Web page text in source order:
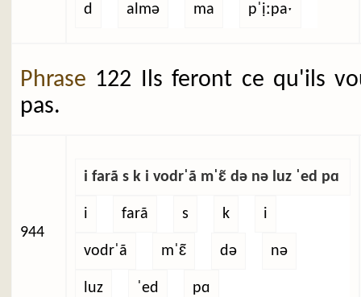
d almə ma pˈịːpaˑ
Phrase 122 Ils feront ce qu'ils
pas.
944
i farã s k i vodrˈã mˈɛ̃ də nə luz ˈed pɑ
i farã s k i
vodrˈã mˈɛ̃ də nə
luz ˈed pɑ